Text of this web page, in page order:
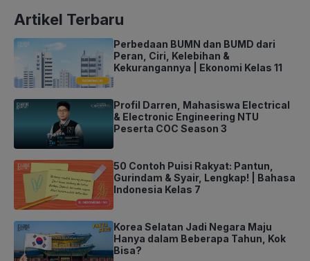
Artikel Terbaru
Perbedaan BUMN dan BUMD dari
Peran, Ciri, Kelebihan &
Kekurangannya | Ekonomi Kelas 11
Profil Darren, Mahasiswa Electrical
& Electronic Engineering NTU
Peserta COC Season 3
50 Contoh Puisi Rakyat: Pantun,
Gurindam & Syair, Lengkap! | Bahasa
Indonesia Kelas 7
Korea Selatan Jadi Negara Maju
Hanya dalam Beberapa Tahun, Kok
Bisa?